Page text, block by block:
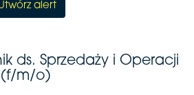
alert
ds. Sprzedaży i Operacji
(f/m/o)